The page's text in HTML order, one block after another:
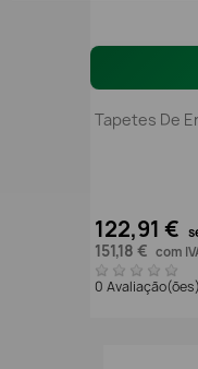
Tapetes De
122,91 €
151,18 € com
0 Avaliação(ões)